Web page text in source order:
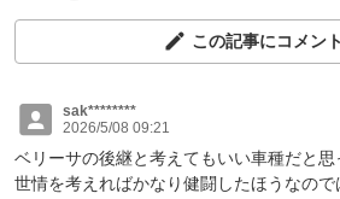
この記事にコメン
sak********
2026/5/08 09:21
ベリーサの後継と考えてもいい車種だと思
世情を考えればかなり健闘したほうなので